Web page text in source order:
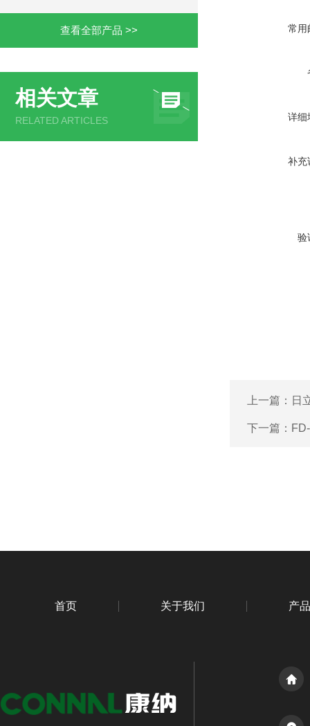
查看全部产品 >>
相关文章
RELATED ARTICLES
常用
详细
补充
验
上一篇： 日
下一篇：
首页 关于我们 产